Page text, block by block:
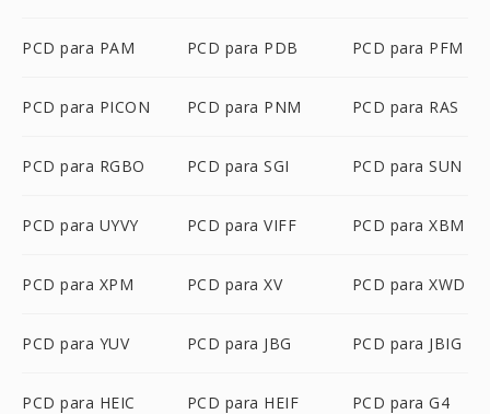
PCD para PAM PCD para PDB PCD para PFM
PCD para PICON PCD para PNM PCD para RAS
PCD para RGBO PCD para SGI PCD para SUN
PCD para UYVY PCD para VIFF PCD para XBM
PCD para XPM PCD para XV PCD para XWD
PCD para YUV PCD para JBG PCD para JBIG
PCD para HEIC PCD para HEIF PCD para G4